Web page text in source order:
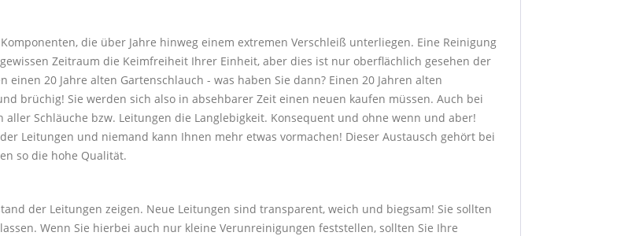
die über Jahre hinweg einem extremen Verschleiß unterliegen. Eine Reinigung
Zeitraum die Keimfreiheit Ihrer Einheit, aber dies ist nur oberflächlich gesehen der
20 Jahre alten Gartenschlauch - was haben Sie dann? Einen 20 Jahren alten
brüchig! Sie werden sich also in absehbarer Zeit einen neuen kaufen müssen. Auch bei
Schläuche bzw. Leitungen die Langlebigkeit. Konsequent und ohne wenn und aber!
Leitungen und niemand kann Ihnen mehr etwas vormachen! Dieser Austausch gehört bei
so die hohe Qualität.
der Leitungen zeigen. Neue Leitungen sind transparent, weich und biegsam! Sie sollten
Wenn Sie hierbei auch nur kleine Verunreinigungen feststellen, sollten Sie Ihre